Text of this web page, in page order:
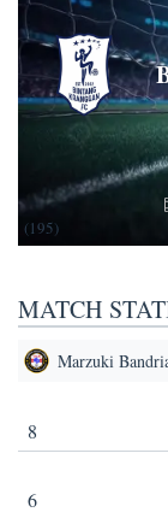
(195)
MATCH
Marzuki
8
6